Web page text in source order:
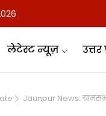
लेटेस्ट न्यूज़ उत्तर
Jaunpur News: